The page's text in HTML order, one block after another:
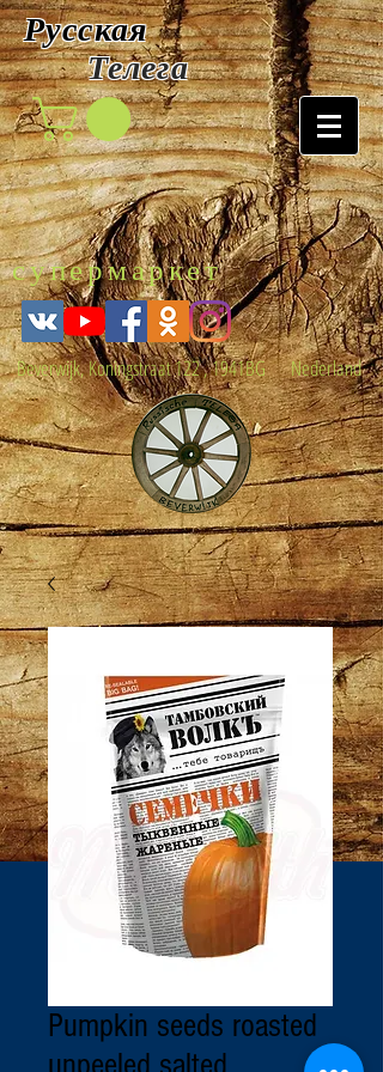
Русская
Телега
супермаркет
Beverwijk, Koningstraat 122 , 1941BG Nederland
Pumpkin seeds roasted